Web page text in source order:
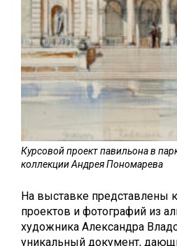
Курсовой проект павильона в
коллекции Андрея Пономарева
На выставке представлены
проектов и фотографий из
художника Александра
уникальный документ,